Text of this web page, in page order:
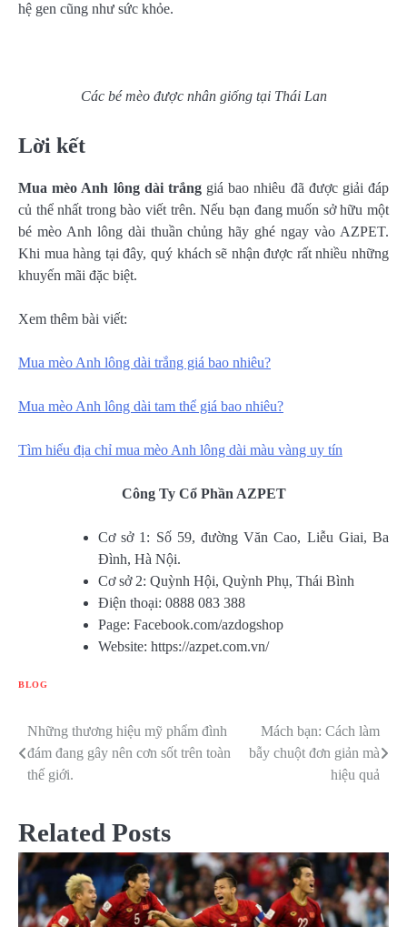
hệ gen cũng như sức khỏe.
Các bé mèo được nhân giống tại Thái Lan
Lời kết
Mua mèo Anh lông dài trắnggiá bao nhiêu đã được giải đáp
củ thể nhất trong bào viết trên. Nếu bạn đang muốn sở hữu một
bé mèo Anh lông dài thuần chủng hãy ghé ngay vào AZPET.
Khi mua hàng tại đây, quý khách sẽ nhận được rất nhiều những
khuyến mãi đặc biệt.
Xem thêm bài viết:
Mua mèo Anh lông dài trắng giá bao nhiêu?
Mua mèo Anh lông dài tam thể giá bao nhiêu?
Tìm hiểu địa chỉ mua mèo Anh lông dài màu vàng uy tín
Công Ty Cổ Phần AZPET
Cơ sở 1: Số 59, đường Văn Cao, Liễu Giai, Ba
Đình, Hà Nội.
Cơ sở 2: Quỳnh Hội, Quỳnh Phụ, Thái Bình
Điện thoại: 0888 083 388
Page: Facebook.com/azdogshop
Website: https://azpet.com.vn/
BLOG
Điều
hướng
viết
Những thương hiệu mỹ phẩm đình
đám đang gây nên cơn sốt trên toàn
thế giới.
Mách bạn: Cách làm
bẫy chuột đơn giản mà
hiệu quả
Related Posts